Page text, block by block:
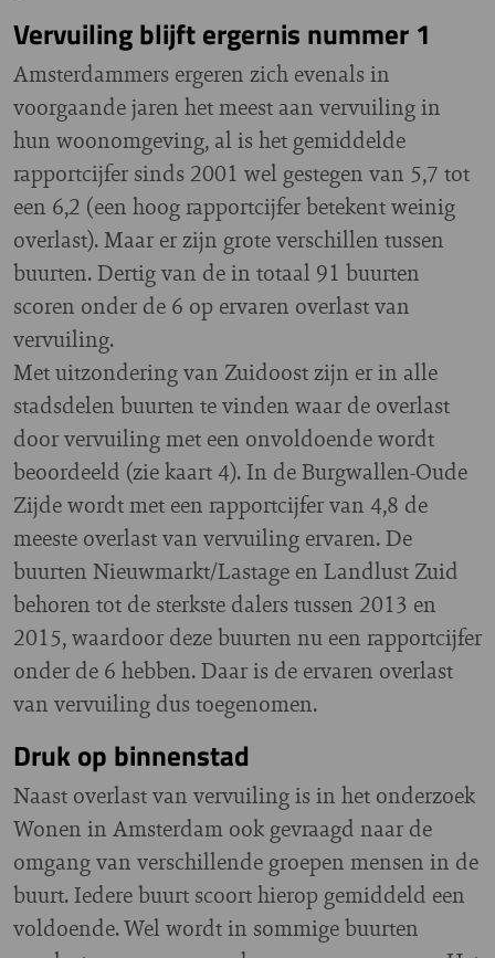
Vervuiling blijft ergernis nummer 1
Amsterdammers ergeren zich evenals in
voorgaande jaren het meest aan vervuiling in
hun woonomgeving, al is het gemiddelde
rapportcijfer sinds 2001 wel gestegen van 5,7 tot
een 6,2 (een hoog rapportcijfer betekent weinig
overlast). Maar er zijn grote verschillen tussen
buurten. Dertig van de in totaal 91 buurten
scoren onder de 6 op ervaren overlast van
vervuiling.
Met uitzondering van Zuidoost zijn er in alle
stadsdelen buurten te vinden waar de overlast
door vervuiling met een onvoldoende wordt
beoordeeld (zie kaart 4). In de Burgwallen-Oude
Zijde wordt met een rapportcijfer van 4,8 de
meeste overlast van vervuiling ervaren. De
buurten Nieuwmarkt/Lastage en Landlust Zuid
behoren tot de sterkste dalers tussen 2013 en
2015, waardoor deze buurten nu een rapportcijfer
onder de 6 hebben. Daar is de ervaren overlast
van vervuiling dus toegenomen.
Druk op binnenstad
Naast overlast van vervuiling is in het onderzoek
Wonen in Amsterdam ook gevraagd naar de
omgang van verschillende groepen mensen in de
buurt. Iedere buurt scoort hierop gemiddeld een
voldoende. Wel wordt in sommige buurten